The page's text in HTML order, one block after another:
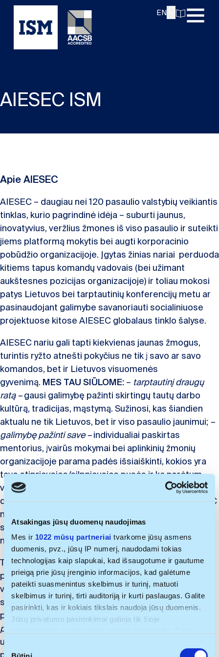
Atsakingas jūsų duomenų naudojimas
Mes ir 1022 mūsų partneriai tvarkome jūsų asmens
duomenis, pvz., jūsų IP numerį, naudodami tokias
technologijas kaip slapukai, kad išsaugotume ir gautume
prieigą prie jūsų įrenginio informacijos, kad galėtume
pateikti suasmenintus skelbimus ir turinį, matuoti
skelbimus ir turinį, tirti auditoriją ir kurti paslaugas. Galite
pasirinkti, kas ir kokiais tikslais naudoja jūsų duomenis.
Jūsų privatumo pasirinkimai galioja tik šioje
nuorodą į poraštę arba piktogramą „Privatumo trigeris“.
S
EN
AIESEC ISM
Apie AIESEC
AIESEC – daugiau nei 120 pasaulio valstybių veikiantis
tinklas, kurio pagrindinė idėja – suburti jaunus,
inovatyvius, veržlius žmones iš viso pasaulio ir suteikti
jiems platformą mokytis bei augti korporacinio
pobūdžio organizacijoje. Įgytas žinias nariai perduoda
kitiems tapus komandų vadovais (bei užimant
aukštesnes pozicijas organizacijoje) ir toliau mokosi
patys Lietuvos bei tarptautinių konferencijų metu ar
pasinaudojant galimybe savanoriauti socialiniuose
projektuose kitose AIESEC globalaus tinklo šalyse.
AIESEC nariu gali tapti kiekvienas jaunas žmogus,
turintis ryžto atnešti pokyčius ne tik į savo ar savo
komandos, bet ir Lietuvos visuomenės
gyvenimą. MES TAU SIŪLOME: – tarptautinį draugų
ratą –gausi galimybę pažinti skirtingų tautų darbo
kultūrą, tradicijas, mąstymą. Sužinosi, kas šiandien
aktualu ne tik Lietuvos, bet ir viso pasaulio jaunimui; –
galimybę pažinti save –individualiai paskirtas
mentorius, įvairūs mokymai bei aplinkinių žmonių
organizacijoje parama padės išsiaiškinti, kokios yra
tavo stipriausios/silpniausios pusės ir ką norėtum
veikti ateityje (jei jau žinai – padėsime tapti išskirtiniu
darbo rinkoje)-dinamišką darbą ir vietą augti –AIESEC
nariai dirba su labai įvairiais žmonėmis – nuo lietuvio
studento iki socialinio projekto organizatorių Indijoje;
nuo įmonių Lietuvoje iki startuolių Balkanuose.
Turėsi galimybę organizuoti socialiai atsakingus
projektus Lietuvoje, kuriuose dalyvauja savanoriai iš
viso pasaulio, bei kurti tarptautinio darbo bei
savanorystės galimybes Lietuvos jaunimui ir jomis
pasinaudoti pats.-vidinio bei kitų žmonių lyderystės
potencialo ugdymą –
užimti nemažai vadovaujamų pozicijų bei prisijungti